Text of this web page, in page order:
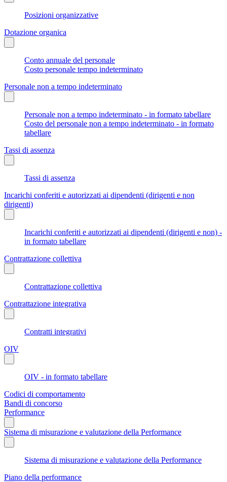
Posizioni organizzative
Dotazione organica
Conto annuale del personale
Costo personale tempo indeterminato
Personale non a tempo indeterminato
Personale non a tempo indeterminato - in formato tabellare
Costo del personale non a tempo indeterminato - in formato
tabellare
Tassi di assenza
Tassi di assenza
Incarichi conferiti e autorizzati ai dipendenti (dirigenti e non
dirigenti)
Incarichi conferiti e autorizzati ai dipendenti (dirigenti e non) -
in formato tabellare
Contrattazione collettiva
Contrattazione collettiva
Contrattazione integrativa
Contratti integrativi
OIV
OIV - in formato tabellare
Codici di comportamento
Bandi di concorso
Performance
Sistema di misurazione e valutazione della Performance
Sistema di misurazione e valutazione della Performance
Piano della performance